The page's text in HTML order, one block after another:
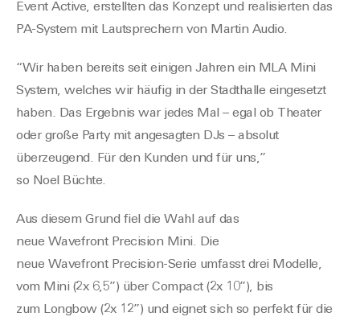
Event Active, erstellten das Konzeptund realisierten das
PA-System mit Lautsprechern von Martin Audio.
“Wir haben bereits seit einigen Jahren ein MLA Mini
System, welches wir häufig in der Stadthalle eingesetzt
haben. Das Ergebnis war jedes Mal – egal ob Theater
oder große Party mit angesagten DJs – absolut
überzeugend. Für den Kunden und für uns,”
so Noel Büchte.
Aus diesem Grund fiel die Wahl auf das
neue WavefrontPrecision Mini. Die
neue WavefrontPrecision-Serie umfasst drei Modelle,
vom Mini (2x 6,5”) über Compact (2x 10”), bis
zum Longbow(2x 12”) und eignet sich so perfekt für die